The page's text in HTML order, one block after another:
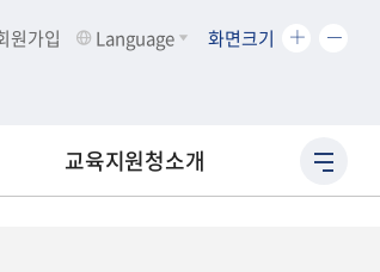
원가입 Language 화면크기
화
확
화
교육지원청소개
사
이